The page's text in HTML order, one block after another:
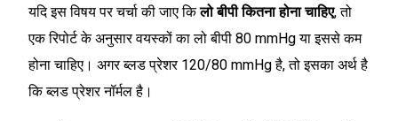
यदि इस विषय पर चर्चा की जाए किलो बीपी कितना होना चाहिए, तो
एक रिपोर्ट के अनुसार वयस्कों का लो बीपी 80 mmHg या इससे कम
होना चाहिए। अगर ब्लड प्रेशर 120/80 mmHg है, तो इसका अर्थ है
कि ब्लड प्रेशर नॉर्मल है।